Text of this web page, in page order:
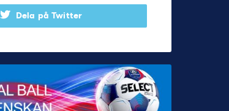
Dela på Twitter